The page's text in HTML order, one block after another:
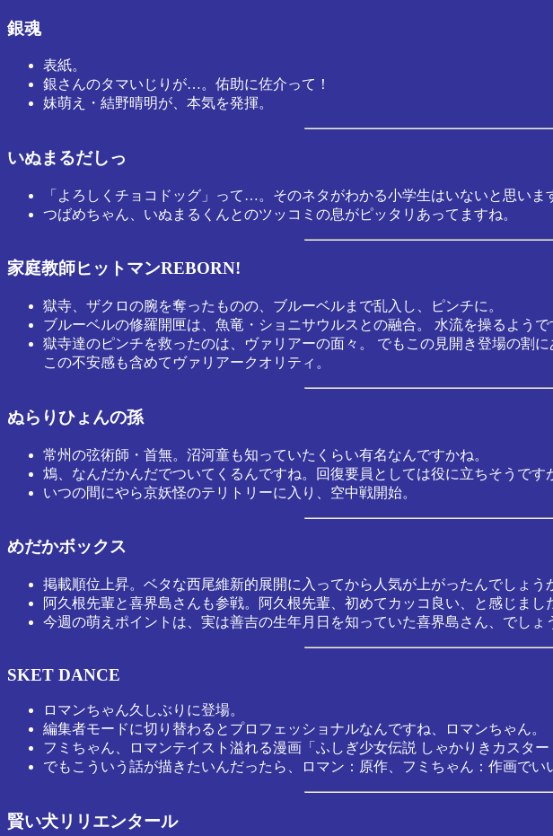
銀魂
表紙。
銀さんのタマいじりが…。佑助に佐介って！
妹萌え・結野晴明が、本気を発揮。
いぬまるだしっ
「よろしくチョコドッグ」って…。そのネタがわかる小学生はいないと思いま
つばめちゃん、いぬまるくんとのツッコミの息がピッタリあってますね。
家庭教師ヒットマンREBORN!
獄寺、ザクロの腕を奪ったものの、ブルーベルまで乱入し、ピンチに。
ブルーベルの修羅開匣は、魚竜・ショニサウルスとの融合。 水流を操るようで
獄寺達のピンチを救ったのは、ヴァリアーの面々。 でもこの見開き登場の割
この不安感も含めてヴァリアークオリティ。
ぬらりひょんの孫
常州の弦術師・首無。沼河童も知っていたくらい有名なんですかね。
鴆、なんだかんだでついてくるんですね。回復要員としては役に立ちそうです
いつの間にやら京妖怪のテリトリーに入り、空中戦開始。
めだかボックス
掲載順位上昇。ベタな西尾維新的展開に入ってから人気が上がったんでしょう
阿久根先輩と喜界島さんも参戦。阿久根先輩、初めてカッコ良い、と感じまし
今週の萌えポイントは、実は善吉の生年月日を知っていた喜界島さん、でし
SKET DANCE
ロマンちゃん久しぶりに登場。
編集者モードに切り替わるとプロフェッショナルなんですね、ロマンちゃん。
フミちゃん、ロマンテイスト溢れる漫画「ふしぎ少女伝説 しゃかりきカスタ
でもこういう話が描きたいんだったら、ロマン：原作、フミちゃん：作画でい
賢い犬リリエンタール